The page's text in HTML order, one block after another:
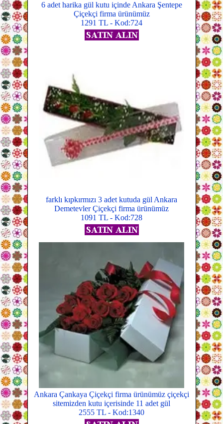
6 adet harika gül kutu içinde Ankara Şentepe
Çiçekçi firma ürünümüz
1291 TL - Kod:724
farklı kıpkırmızı 3 adet kutuda gül Ankara
Demetevler Çiçekçi firma ürünümüz
1091 TL - Kod:728
Ankara Çankaya Çiçekçi firma ürünümüz çiçekçi
sitemizden kutu içerisinde 11 adet gül
2555 TL - Kod:1340